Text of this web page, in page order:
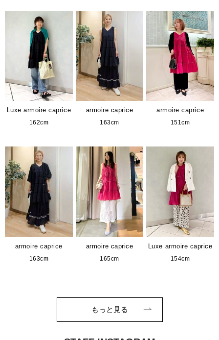
Luxe armoire caprice
162cm
armoire caprice
163cm
armoire caprice
151cm
armoire caprice
163cm
armoire caprice
165cm
Luxe armoire caprice
154cm
もっと見る